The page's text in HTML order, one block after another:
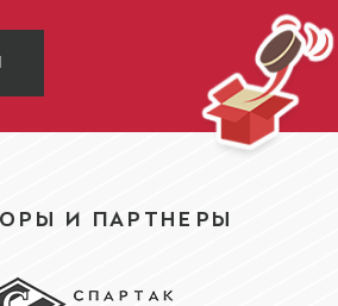
И ПАРТНЕРЫ